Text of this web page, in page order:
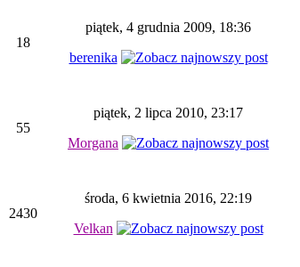
18
piątek, 4 grudnia 2009, 18:36
berenika
55
piątek, 2 lipca 2010, 23:17
Morgana
2430
środa, 6 kwietnia 2016, 22:19
Velkan